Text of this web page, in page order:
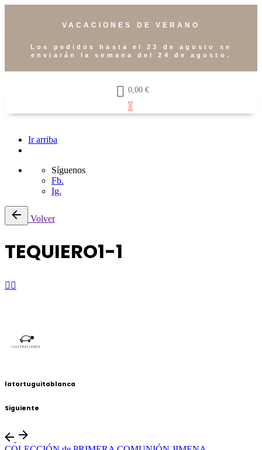
VACACIONES DE VERANO
Los pedidos hasta el 23 de agosto se
enviarán la semana del 24 de agosto.
0,00 €
0
Ir arriba
Síguenos
Fb.
Ig.
Volver
TEQUIERO1-1
latortuguitablanca
Siguiente